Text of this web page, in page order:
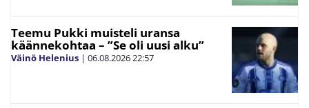
Teemu Pukki muisteli uransa
käännekohtaa – ”Se oli uusi alku”
Väinö Helenius | 06.08.202622:57